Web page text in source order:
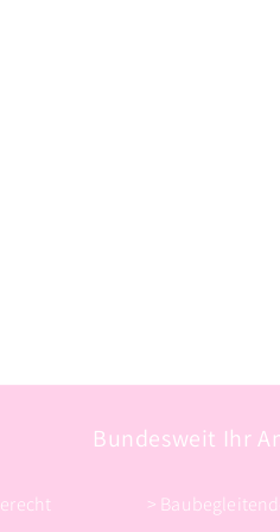
Bundesweit Ihr
>